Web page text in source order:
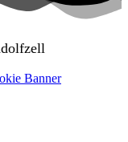
Banner